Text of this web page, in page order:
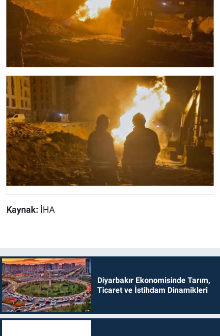
Kaynak: İHA
Diyarbakır Ekonomisinde Tarım,
Ticaret ve İstihdam Dinamikleri